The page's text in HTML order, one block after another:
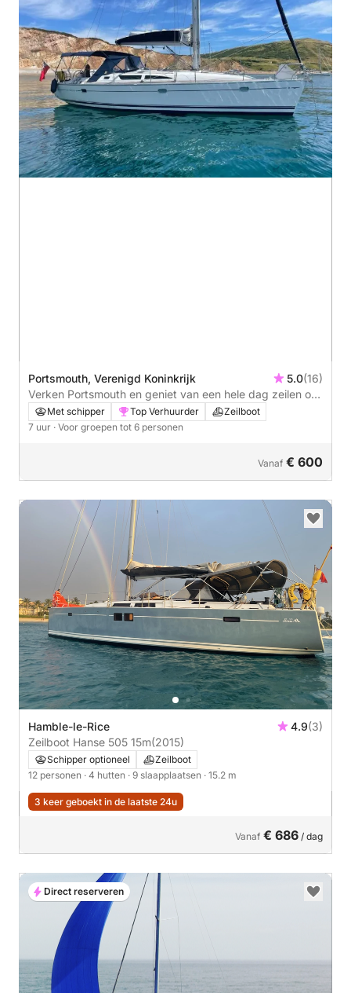
Portsmouth, Verenigd Koninkrijk 5.0(16)
Verken Portsmouth en geniet van een hele dag zeilen op
een zeilboot.
Met schipper Top Verhuurder
Zeilboot
7 uur · Voor groepen tot 6 personen
Vanaf € 600
Hamble-le-Rice 4.9(3)
Zeilboot Hanse 505 15m(2015)
Schipper optioneel
Zeilboot
12 personen · 4 hutten · 9 slaapplaatsen · 15.2 m
3 keer geboekt in de laatste 24u
Vanaf € 686 / dag
Direct reserveren